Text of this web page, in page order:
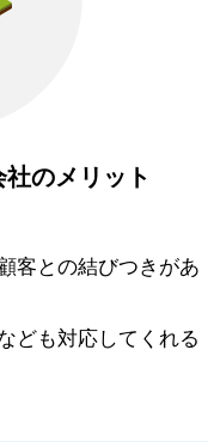
のメリット
客との結びつきがあ
ども対応してくれる